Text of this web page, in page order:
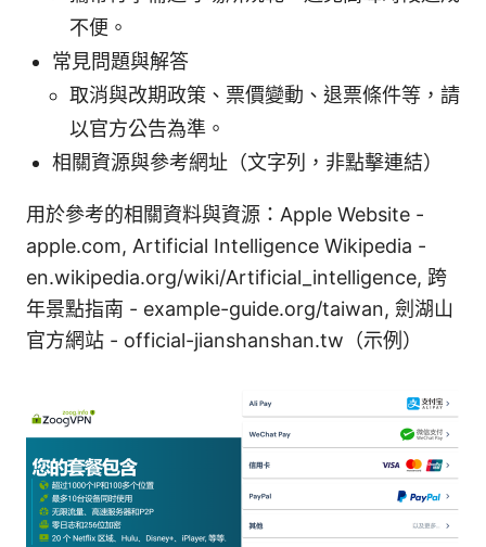
不便。
常見問題與解答
取消與改期政策、票價變動、退票條件等，請
以官方公告為準。
相關資源與參考網址（文字列，非點擊連結）
用於參考的相關資料與資源：Apple Website -
apple.com, Artificial Intelligence Wikipedia -
en.wikipedia.org/wiki/Artificial_intelligence, 跨
年景點指南 - example-guide.org/taiwan, 劍湖山
官方網站 - official-jianshanshan.tw（示例）